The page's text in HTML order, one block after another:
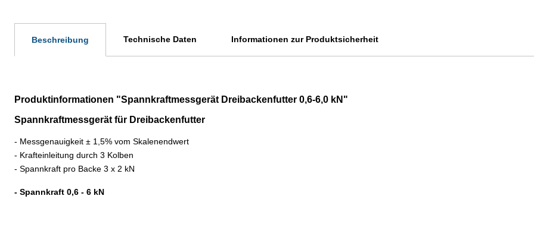
Beschreibung Technische Daten Informationen zur Produktsicherheit
Produktinformationen "Spannkraftmessgerät Dreibackenfutter 0,6-6,0 kN"
Spannkraftmessgerät für Dreibackenfutter
- Messgenauigkeit ± 1,5% vom Skalenendwert
- Krafteinleitung durch 3 Kolben
- Spannkraft pro Backe 3 x 2 kN
- Spannkraft 0,6 - 6 kN